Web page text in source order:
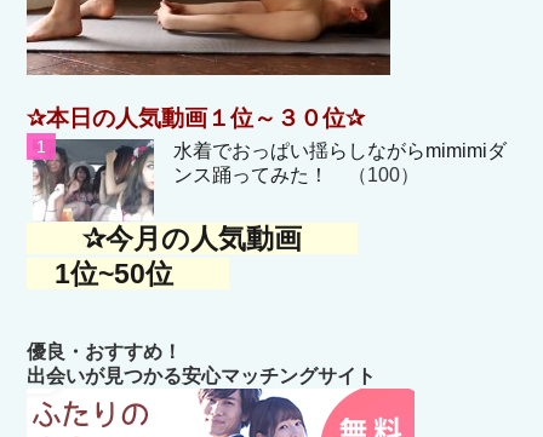
✰本日の人気動画１位～３０位✰
水着でおっぱい揺らしながらmimimiダ
ンス踊ってみた！
（100）
✰今月の人気動画
1位~50位
優良・おすすめ！
出会いが見つかる安心マッチングサイト